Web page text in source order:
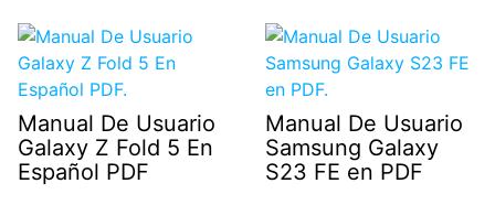
Manual De Usuario
Galaxy Z Fold 5 En
Español PDF
Manual De Usuario
Samsung Galaxy
S23 FE en PDF